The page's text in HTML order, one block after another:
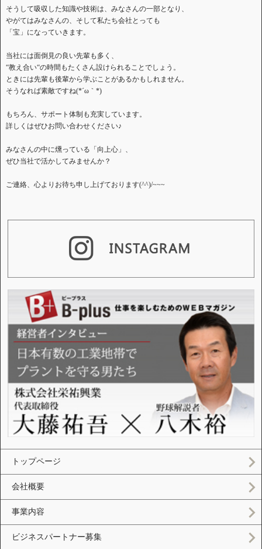
そうして吸収した知識や技術は、みなさんの一部となり、
やがてはみなさんの、そして私たち会社とっても
「宝」になっていきます。
当社には面倒見の良い先輩も多く、
“教え合い“の時間もたくさん設けられることでしょう。
ときには先輩も後輩から学ぶことがあるかもしれません。
そうなれば素敵ですね(*´ω｀*)
もちろん、サポート体制も充実しています。
詳しくはぜひお問い合わせください♪
みなさんの中に燻っている「向上心」、
ぜひ当社で活かしてみませんか？
ご連絡、心よりお待ち申し上げております(^^)/~~~
トップページ
会社概要
事業内容
ビジネスパートナー募集